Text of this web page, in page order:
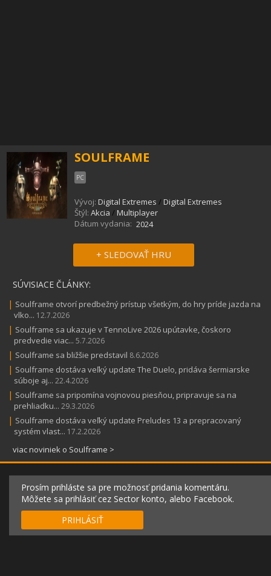
SOULFRAME
PC
Vývoj: Digital Extremes / Digital Extremes
Štýl: Akcia / Multiplayer
Dátum vydania: 2024
+ SLEDOVAŤ HRU
SÚVISIACE ČLÁNKY:
| Soulframe otvorí predbežný prístup všetkým, do hry príde jazda na
vlko... 12.7.2026
| Soulframe sa ukazuje v TennoLive 2026 upútavke, čoskoro
predvedie viac... 5.7.2026
| Soulframe sa bližšie predstavil 8.6.2026
| Soulframe dostáva veľký update The Duelo, pridáva šermiarske
súboje aj... 22.4.2026
| Soulframe sa pripomína vojnovou piesňou, pripravuje sa na
prehliadku... 29.3.2026
| Soulframe dostáva veľký update Preludes 13 a prepracovaný
systém vlast... 17.2.2026
viac noviniek o Soulframe >
Prosím prihláste sa pre možnosť pridania komentáru.
Môžete sa prihlásiť cez Sector konto, alebo Facebook.
PRIHLÁSIŤ